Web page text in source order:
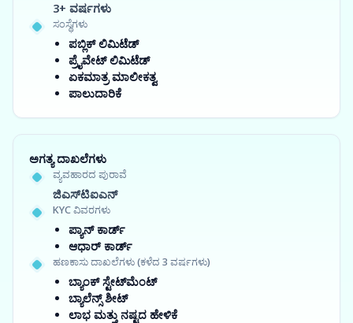
3+ ವರ್ಷಗಳು
ಸಂಸ್ಥೆಗಳು
ಪಬ್ಲಿಕ್ ಲಿಮಿಟೆಡ್
ಪ್ರೈವೇಟ್ ಲಿಮಿಟೆಡ್
ಏಕಮಾತ್ರ ಮಾಲೀಕತ್ವ
ಪಾಲುದಾರಿಕೆ
ಅಗತ್ಯ ದಾಖಲೆಗಳು
ವ್ಯವಹಾರದ ಪುರಾವೆ
ಜಿಎಸ್‍ಟಿಐಎನ್
KYC ವಿವರಗಳು
ಪ್ಯಾನ್ ಕಾರ್ಡ್
ಆಧಾರ್ ಕಾರ್ಡ್
ಹಣಕಾಸು ದಾಖಲೆಗಳು (ಕಳೆದ 3 ವರ್ಷಗಳು)
ಬ್ಯಾಂಕ್ ಸ್ಟೇಟ್‌ಮೆಂಟ್
ಬ್ಯಾಲೆನ್ಸ್ ಶೀಟ್
ಲಾಭ ಮತ್ತು ನಷ್ಟದ ಹೇಳಿಕೆ